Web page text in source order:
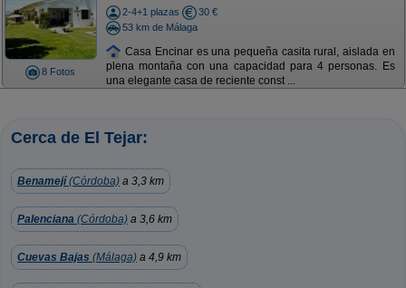
8 Fotos
2-4+1 plazas
30 €
53 km de Málaga
Casa Encinar es una pequeña casita rural, aislada en
plena montaña con una capacidad para 4 personas. Es
una elegante casa de reciente const ...
Cerca de El Tejar:
Benamejí (Córdoba) a 3,3 km
Palenciana (Córdoba) a 3,6 km
Cuevas Bajas (Málaga) a 4,9 km